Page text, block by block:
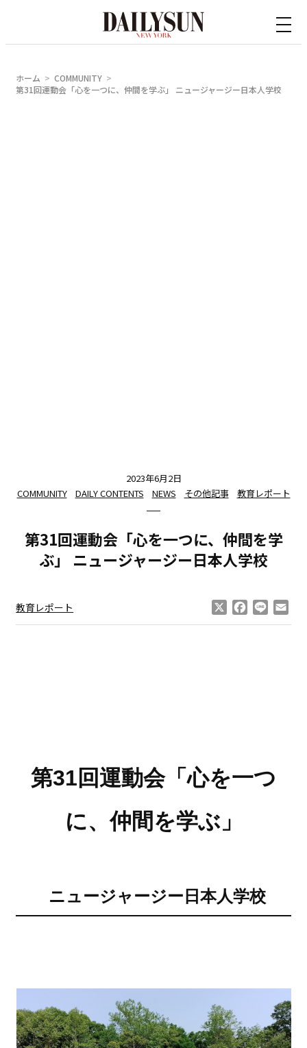
ホーム
COMMUNITY
第31回運動会「心を一つに、仲間を学ぶ」 ニュージャージー日本人学校
2023年6月2日
COMMUNITY
DAILY CONTENTS NEWS その他記事 教育レポート
第31回運動会「心を一つに、仲間を学
ぶ」 ニュージャージー日本人学校
教育レポート Facebook
Line
第31回運動会「心を一つ
に、仲間を学ぶ」
ニュージャージー日本人学校